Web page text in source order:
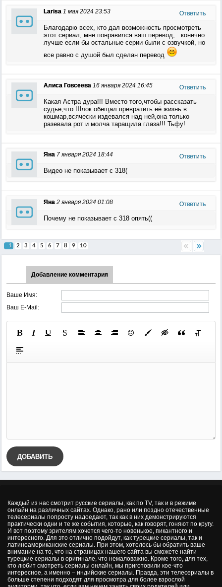
Larisa 1 мая 2024 23:53 Ответить
Благодарю всех, кто дал возможность просмотреть
этот сериал, мне понравился ваш перевод,...конечно
лучше если бы остальные серии были с озвучкой, но
все равно с душой был сделан перевод
Алиса Говсеева 16 января 2024 16:45 Ответить
Какая Астра дура!!! Вместо того,чтобы рассказать
судье,что Шлок обещал превратить её жизнь в
кошмар,всячески издевался над ней,она только
разевала рот и молча таращила глаза!!! Тьфу!
Яна 7 января 2024 18:44 Ответить
Видео не показывает с 318(
Яна 2 января 2024 01:08 Ответить
Почему не показывает с 318 опять((
1 2 3 4 5 6 7 8 9 10
Добавление комментария
Ваше Имя:
Ваш E-Mail:
ДОБАВИТЬ
Каждый из нас смотрит русские сериалы, как по TV, так и в режиме
онлайн на различных сайтах. Однако, рано или поздно отечественные
телесериалы попросту надоедают, так как в них демонстрируются
практически одни и те же события, которые, как говорят, гоняют по кругу.
И вот поэтому зрителям хочется чего-то новенькое, пикантного и
интересного. Для это отлично подойдут, как турецкие сериалы, так и
латиноамериканские сериалы. При этом, хотелось бы обратить ваше
внимание на то, что на страницах нашего сайта вы сможете найти
турецкие сериалы в оригинале, что немаловажно. Кроме того, для тех,
кто любит смотреть сериалы онлайн, мы приготовили кое-что
интересное, а именно – индийские сериалы. Правда, эти телесериалы в
больше степени подходят для просмотра для более взрослой